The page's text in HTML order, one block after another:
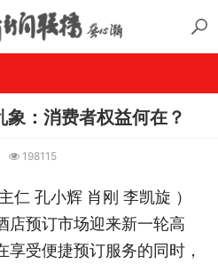
象：消费者权益何在？
198115
仁 孔小辉 肖刚 李凯旋 ）
店预订市场迎来新一轮高
受便捷预订服务的同时，